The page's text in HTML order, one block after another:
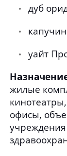
дуб
уайт
жилые
офисы,